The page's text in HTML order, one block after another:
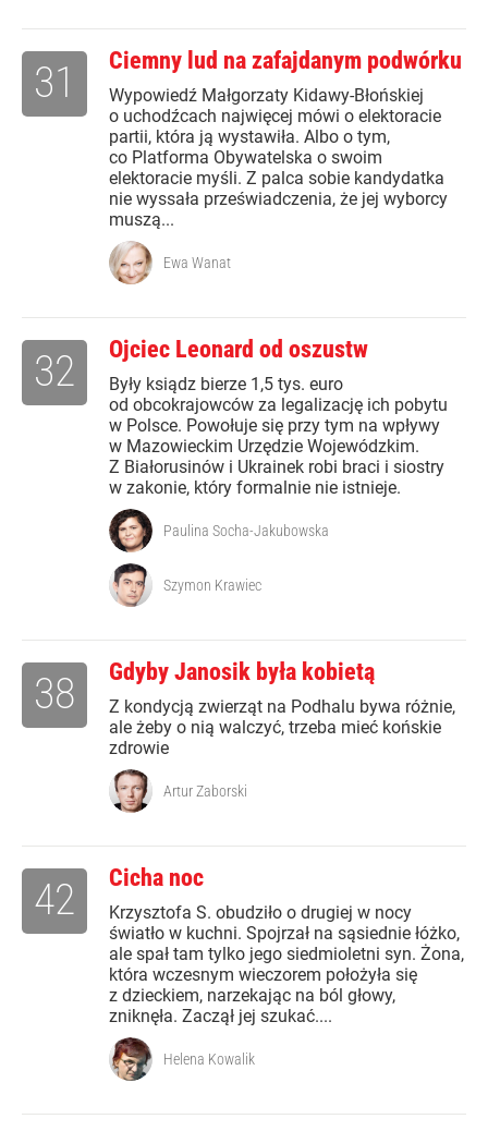
Ciemny lud na zafajdanym podwórku
Wypowiedź Małgorzaty Kidawy-Błońskiej
o uchodźcach najwięcej mówi o elektoracie
partii, która ją wystawiła. Albo o tym,
co Platforma Obywatelska o swoim
elektoracie myśli. Z palca sobie kandydatka
nie wyssała przeświadczenia, że jej wyborcy
muszą...
31
Ewa Wanat
Ojciec Leonard od oszustw
Były ksiądz bierze 1,5 tys. euro
od obcokrajowców za legalizację ich pobytu
w Polsce. Powołuje się przy tym na wpływy
w Mazowieckim Urzędzie Wojewódzkim.
Z Białorusinów i Ukrainek robi braci i siostry
w zakonie, który formalnie nie istnieje.
32
Paulina Socha-Jakubowska
Szymon Krawiec
Gdyby Janosik była kobietą
Z kondycją zwierząt na Podhalu bywa różnie,
ale żeby o nią walczyć, trzeba mieć końskie
zdrowie
38
Artur Zaborski
Cicha noc
Krzysztofa S. obudziło o drugiej w nocy
światło w kuchni. Spojrzał na sąsiednie łóżko,
ale spał tam tylko jego siedmioletni syn. Żona,
która wczesnym wieczorem położyła się
z dzieckiem, narzekając na ból głowy,
zniknęła. Zaczął jej szukać....
42
Helena Kowalik